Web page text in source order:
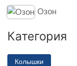
Озон
Категория
Колышки